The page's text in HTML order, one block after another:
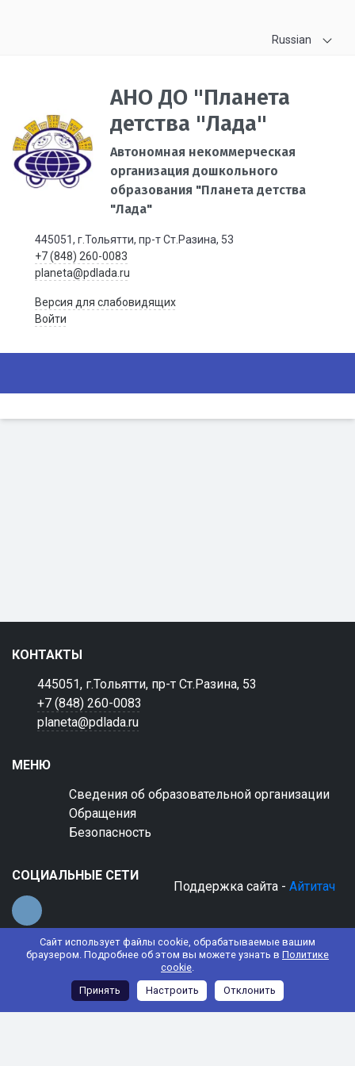
Сайт использует файлы cookie, обрабатываемые вашим
браузером. Подробнее об этом вы можете узнать в Политике
cookie.
Принять
Настроить Отклонить
Russian
АНО ДО "Планета
детства "Лада"
Автономная некоммерческая
организация дошкольного
образования "Планета детства
"Лада"
445051, г.Тольятти, пр-т Ст.Разина, 53
+7 (848) 260-0083
planeta@pdlada.ru
Версия для слабовидящих
Войти
КОНТАКТЫ
445051, г.Тольятти, пр-т Ст.Разина, 53
+7 (848) 260-0083
planeta@pdlada.ru
МЕНЮ
Сведения об образовательной организации
Обращения
Безопасность
СОЦИАЛЬНЫЕ СЕТИ
Поддержка сайта - Айтитач
© 2022 АНО ДО "Планета детства "Лада"